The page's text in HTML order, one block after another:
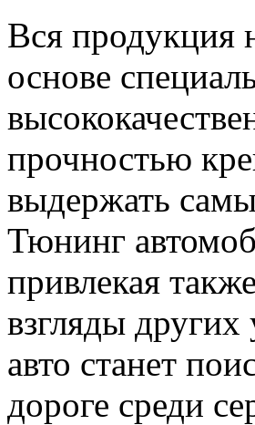
Вся продукция
основе
прочностью
выдержать
Тюнинг
привлекая
взгляды
авто станет
дороге среди